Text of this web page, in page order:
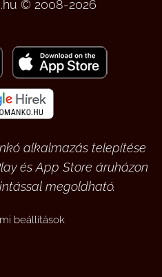
© 2008-2026
alkalmazás telepítése
és App Store áruházon
megoldható.
beállítások